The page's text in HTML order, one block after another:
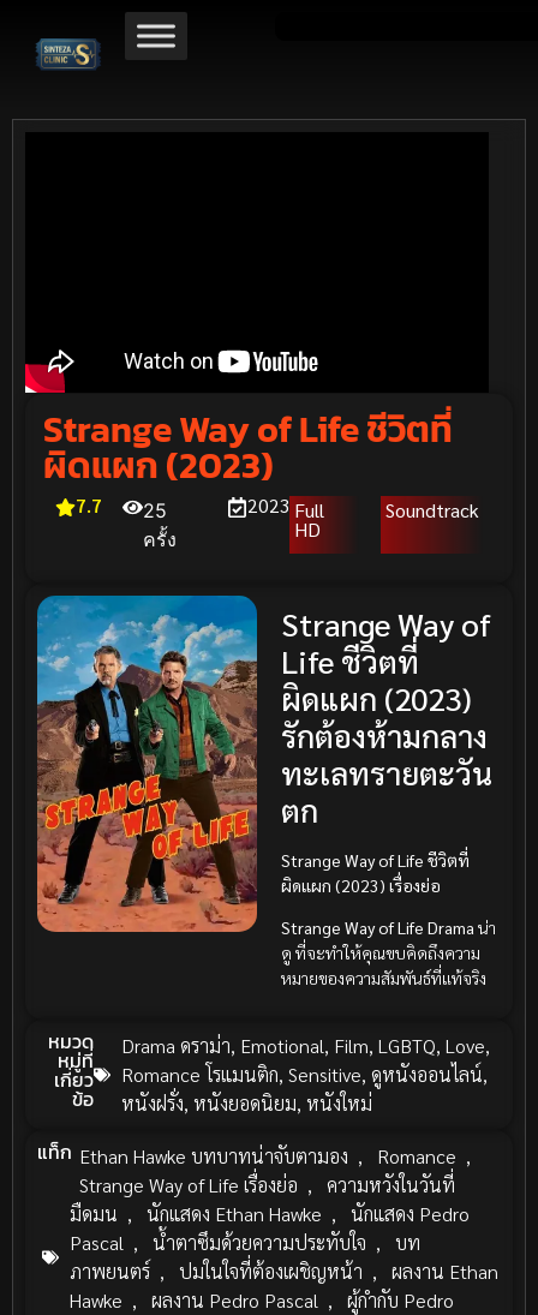
Strange Way of Life ชีวิตที่
ผิดแผก (2023)
7.7
25
ครั้ง
2023Full
HD
Soundtrack
Strange Way of
Life ชีวิตที่
ผิดแผก (2023)
รักต้องห้ามกลาง
ทะเลทรายตะวัน
ตก
Strange Way of Life ชีวิตที่
ผิดแผก (2023) เรื่องย่อ
Strange Way of Life Drama น่า
ดู ที่จะทำให้คุณขบคิดถึงความ
หมายของความสัมพันธ์ที่แท้จริง
หมวด
หมู่ที่
เกี่ยว
ข้อ
Drama ดราม่า, Emotional, Film,LGBTQ,Love,
Romance โรแมนติก,Sensitive,ดูหนังออนไลน์,
หนังฝรั่ง, หนังยอดนิยม, หนังใหม่
แท็ก Ethan Hawke บทบาทน่าจับตามอง , Romance ,
Strange Way of Life เรื่องย่อ ,
ความหวังในวันที่
มืดมน , นักแสดง Ethan Hawke ,
นักแสดง Pedro
Pascal , น้ำตาซึมด้วยความประทับใจ ,
บท
ภาพยนตร์ , ปมในใจที่ต้องเผชิญหน้า ,
ผลงาน Ethan
Hawke , ผลงาน Pedro Pascal ,
ผู้กำกับ Pedro